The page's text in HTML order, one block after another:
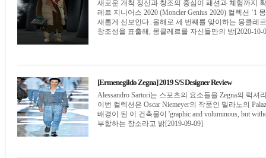
새로운 개척 정신과 창조의 중심이 패션과 체험까지
레르 지니어스 2020 (Moncler Genius 2020) 컬렉션 ‘1
새롭게 선보인다..올해로 세 번째를 맞이하는 몽클레
창조성을 표출해, 몽클레르를 자신들만의 방[2020-10-
[Ermenegildo Zegna] 2019 S/S Designer Review
Alessandro Sartori는 스포츠의 요소들을 Zegna의 럭
이번 컬렉션은 Oscar Niemeyer의 작품인 밀라노의
배경이 된 이 건축물이 'graphic and voluminous, but
부합하는 장소라고 밝[2019-09-09]